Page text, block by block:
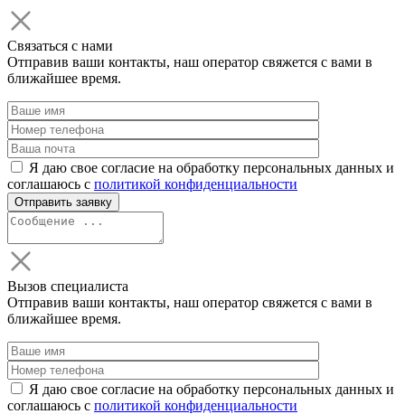
Связаться с нами
Отправив ваши контакты, наш оператор свяжется с вами в
ближайшее время.
Я даю свое согласие на обработку персональных данных и
соглашаюсь с политикой конфиденциальности
Вызов специалиста
Отправив ваши контакты, наш оператор свяжется с вами в
ближайшее время.
Я даю свое согласие на обработку персональных данных и
соглашаюсь с политикой конфиденциальности